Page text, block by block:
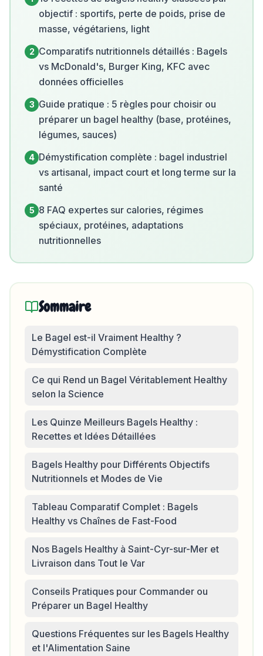
objectif : sportifs, perte de poids, prise de
masse, végétariens, light
2 Comparatifs nutritionnels détaillés : Bagels
vs McDonald's, Burger King, KFC avec
données officielles
3 Guide pratique : 5 règles pour choisir ou
préparer un bagel healthy (base, protéines,
légumes, sauces)
4 Démystification complète : bagel industriel
vs artisanal, impact court et long terme sur la
santé
5 8 FAQ expertes sur calories, régimes
spéciaux, protéines, adaptations
nutritionnelles
Sommaire
Le Bagel est-il Vraiment Healthy ?
Démystification Complète
Ce qui Rend un Bagel Véritablement Healthy
selon la Science
Les Quinze Meilleurs Bagels Healthy :
Recettes et Idées Détaillées
Bagels Healthy pour Différents Objectifs
Nutritionnels et Modes de Vie
Tableau Comparatif Complet : Bagels
Healthy vs Chaînes de Fast-Food
Nos Bagels Healthy à Saint-Cyr-sur-Mer et
Livraison dans Tout le Var
Conseils Pratiques pour Commander ou
Préparer un Bagel Healthy
Questions Fréquentes sur les Bagels Healthy
et l'Alimentation Saine